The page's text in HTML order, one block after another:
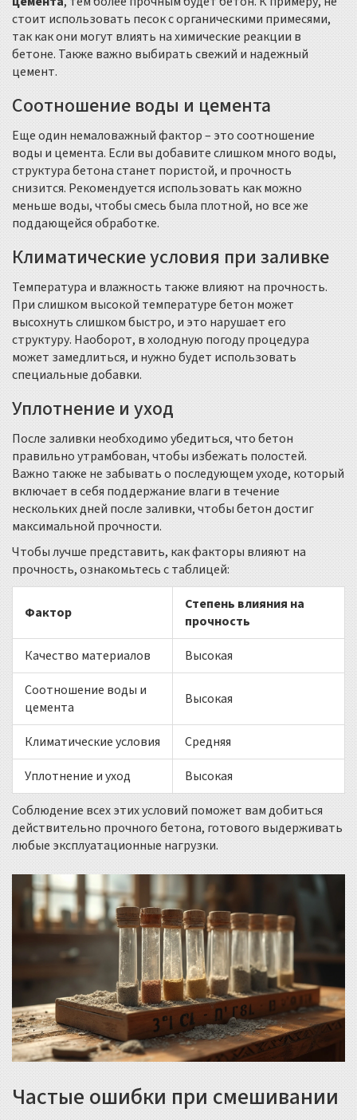
стоит использовать песок с органическими примесями,
так как они могут влиять на химические реакции в
бетоне. Также важно выбирать свежий и надежный
цемент.
Соотношение воды и цемента
Еще один немаловажный фактор – это соотношение
воды и цемента. Если вы добавите слишком много воды,
структура бетона станет пористой, и прочность
снизится. Рекомендуется использовать как можно
меньше воды, чтобы смесь была плотной, но все же
поддающейся обработке.
Климатические условия при заливке
Температура и влажность также влияют на прочность.
При слишком высокой температуре бетон может
высохнуть слишком быстро, и это нарушает его
структуру. Наоборот, в холодную погоду процедура
может замедлиться, и нужно будет использовать
специальные добавки.
Уплотнение и уход
После заливки необходимо убедиться, что бетон
правильно утрамбован, чтобы избежать полостей.
Важно также не забывать о последующем уходе, который
включает в себя поддержание влаги в течение
нескольких дней после заливки, чтобы бетон достиг
максимальной прочности.
Чтобы лучше представить, как факторы влияют на
прочность, ознакомьтесь с таблицей:
Фактор
Степень влияния на
прочность
Качество материалов
Высокая
Соотношение воды и
цемента
Высокая
Климатические условия
Средняя
Уплотнение и уход
Высокая
Соблюдение всех этих условий поможет вам добиться
действительно прочного бетона, готового выдерживать
любые эксплуатационные нагрузки.
Частые ошибки при смешивании